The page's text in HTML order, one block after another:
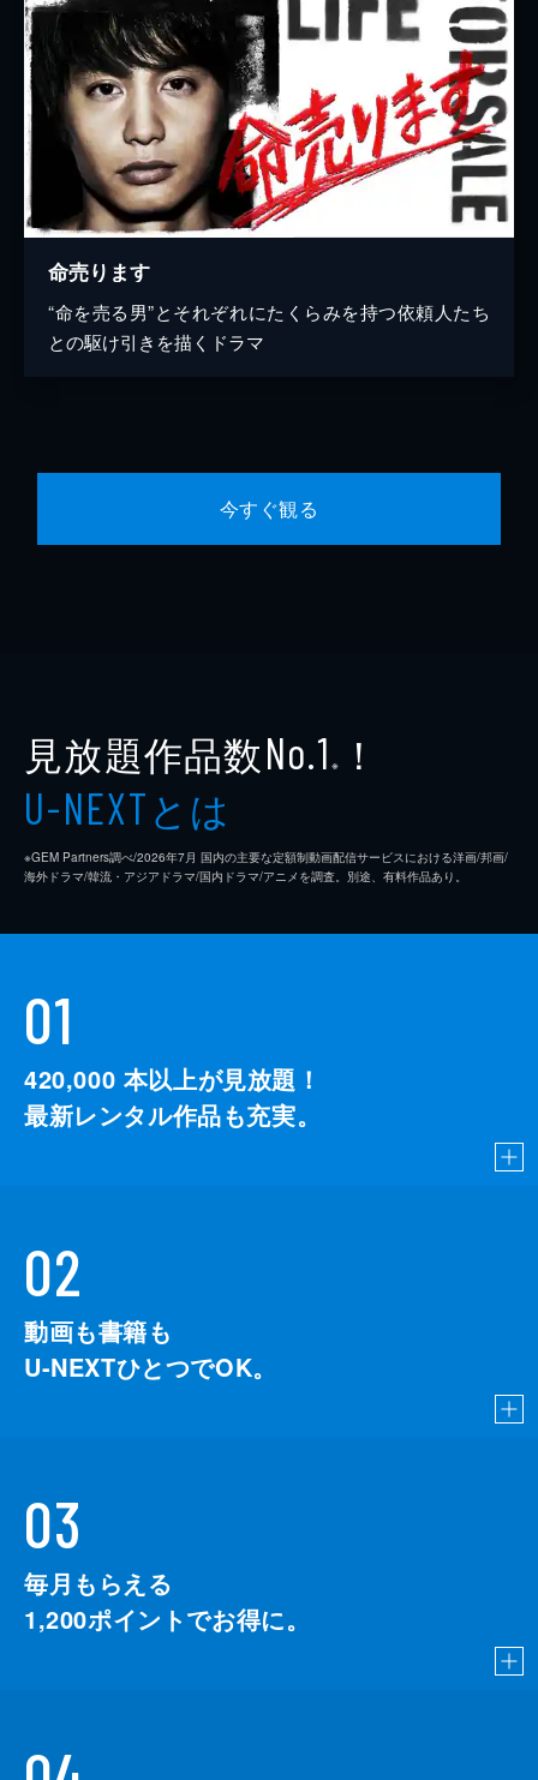
命売ります
“命を売る男”とそれぞれにたくらみを持つ依頼人たち
との駆け引きを描くドラマ
今すぐ観る
見放題作品数No.1 ※ ！
U-NEXTとは
※GEM Partners調べ/2026年7⽉ 国内の主要な定額制動画配信サービスにおける洋画/邦画/
海外ドラマ/韓流・アジアドラマ/国内ドラマ/アニメを調査。別途、有料作品あり。
01
420,000 本以上が見放題！
最新レンタル作品も充実。
02
動画も書籍も
U-NEXTひとつでOK。
03
毎月もらえる
1,200ポイントでお得に。